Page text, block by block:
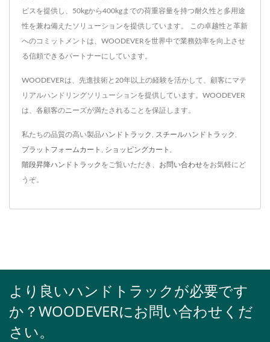
ビスを提供し、50kgから400kgまでの荷重容量を持つ耐久性と多用途
性を兼ね備えたソリューションを提供しています。 この卓越性と革新
へのコミットメントは、WOODEVERを世界中で業務効率を向上させ
る信頼できるパートナーにしています。
WOODEVERは、先進技術と20年以上の経験を活かして、顧客にマテ
リアルハンドリングソリューションを提供しています。WOODEVER
は、各顧客のニーズが満たされることを保証します。
私たちの品質の高い製品ハンドトラック スチールハンドトラック
プラットフォームカート ショッピングカート
階段昇降ハンドトラック をご覧いただき、 お問い合わせをお気軽にど
うぞ。
より良いハンドトラックが必要です
か？WOODEVERにお問い合わせくだ
さい。